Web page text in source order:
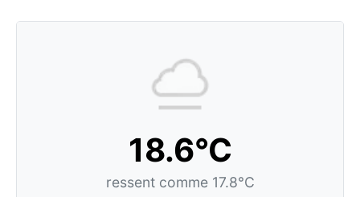
18.6°C
ressent comme 17.8°C